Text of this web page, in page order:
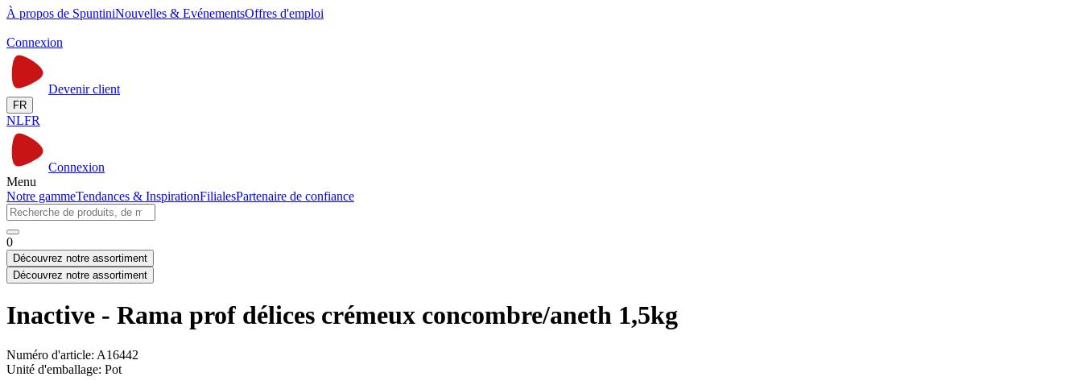
À propos de SpuntiniNouvelles & EvénementsOffres d'emploi
Connexion
Devenir client
FR
NLFR
Connexion
Menu
Notre gammeTendances & InspirationFilialesPartenaire de confiance
0
Découvrez notre assortiment
Découvrez notre assortiment
Inactive - Rama prof délices crémeux concombre/aneth 1,5kg
Numéro d'article: A16442
Unité d'emballage: Pot